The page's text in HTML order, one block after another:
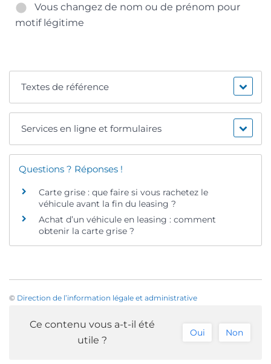
Vous changez de nom ou de prénom pour
motif légitime
Textes de référence
Services en ligne et formulaires
Questions ? Réponses !
Carte grise : que faire si vous rachetez le
véhicule avant la fin du leasing ?
Achat d’un véhicule en leasing : comment
obtenir la carte grise ?
© Direction de l’information légale et administrative
Ce contenu vous a-t-il été
utile ?
Oui Non